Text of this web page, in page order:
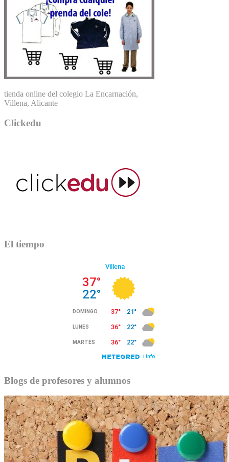
tienda online del colegio La Encarnación,
Villena, Alicante
Clickedu
El tiempo
Blogs de profesores y alumnos